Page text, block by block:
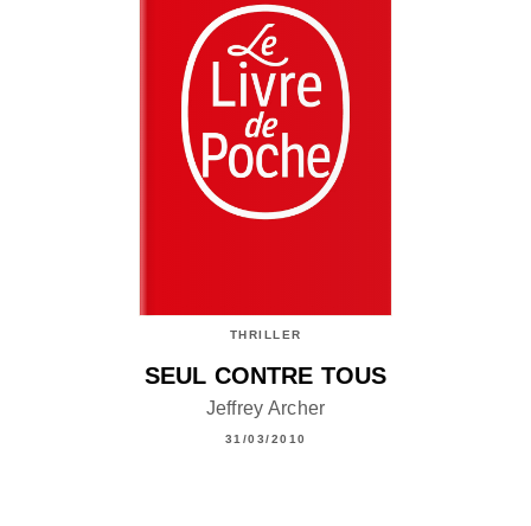
THRILLER
SEUL CONTRE TOUS
Jeffrey Archer
31/03/2010